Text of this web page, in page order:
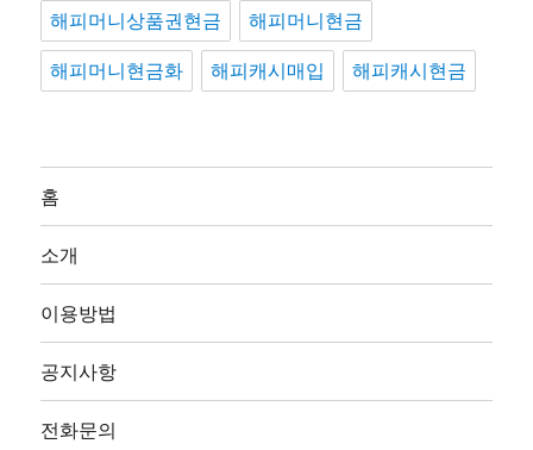
해피머니상품권현금 해피머니현금
해피머니현금화 해피캐시매입 해피캐시현금
홈
소개
이용방법
공지사항
전화문의